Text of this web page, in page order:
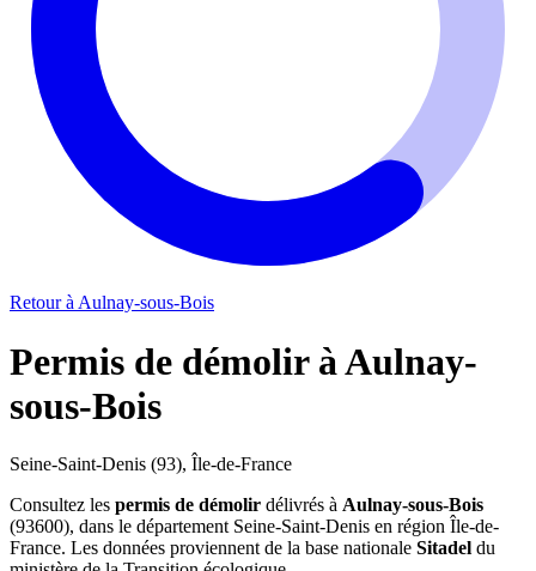
Retour à Aulnay-sous-Bois
Permis de démolir à Aulnay-
sous-Bois
Seine-Saint-Denis (93), Île-de-France
Consultez les permis de démolir délivrés à Aulnay-sous-Bois
(93600), dans le département Seine-Saint-Denis en région Île-de-
France. Les données proviennent de la base nationale Sitadel du